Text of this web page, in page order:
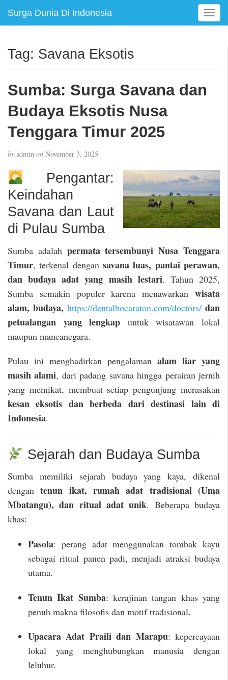
Surga Dunia Di Indonesia
T
o
e
o
n
Tag: Savana Eksotis
Sumba: Surga Savana dan
Budaya Eksotis Nusa
Tenggara Timur 2025
by admin on November 3, 2025
Pengantar:
Keindahan
Savana dan Laut
di Pulau Sumba
Sumba adalah permata tersembunyi Nusa Tenggara
Timur, terkenal dengan savana luas, pantai perawan,
dan budaya adat yang masih lestari. Tahun 2025,
Sumba semakin populer karena menawarkan wisata
alam, budaya, https://dentalbocaraton.com/doctors/ dan
petualangan yang lengkap untuk wisatawan lokal
maupun mancanegara.
Pulau ini menghadirkan pengalaman alam liar yang
masih alami, dari padang savana hingga perairan jernih
yang memikat, membuat setiap pengunjung merasakan
kesan eksotis dan berbeda dari destinasi lain di
Indonesia.
Sejarah dan Budaya Sumba
Sumba memiliki sejarah budaya yang kaya, dikenal
dengantenun ikat, rumah adat tradisional (Uma
Mbatangu), dan ritual adat unik. Beberapa budaya
khas:
Pasola: perang adat menggunakan tombak kayu
sebagai ritual panen padi, menjadi atraksi budaya
utama.
Tenun Ikat Sumba: kerajinan tangan khas yang
penuh makna filosofis dan motif tradisional.
Upacara Adat Praili dan Marapu: kepercayaan
lokal yang menghubungkan manusia dengan
leluhur.